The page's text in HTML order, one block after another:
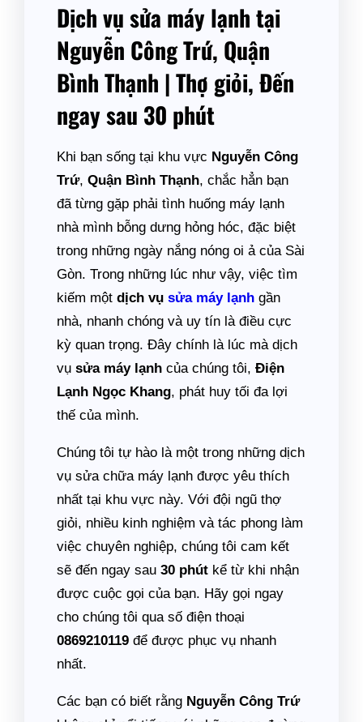
Dịch vụ sửa máy lạnh tại
Nguyễn Công Trứ, Quận
Bình Thạnh | Thợ giỏi, Đến
ngay sau 30 phút
Khi bạn sống tại khu vực Nguyễn Công
Trứ, Quận Bình Thạnh, chắc hẳn bạn
đã từng gặp phải tình huống máy lạnh
nhà mình bỗng dưng hỏng hóc, đặc biệt
trong những ngày nắng nóng oi ả của Sài
Gòn. Trong những lúc như vậy, việc tìm
kiếm một dịch vụ sửa máy lạnh gần
nhà, nhanh chóng và uy tín là điều cực
kỳ quan trọng. Đây chính là lúc mà dịch
vụ sửa máy lạnh của chúng tôi, Điện
Lạnh Ngọc Khang, phát huy tối đa lợi
thế của mình.
Chúng tôi tự hào là một trong những dịch
vụ sửa chữa máy lạnh được yêu thích
nhất tại khu vực này. Với đội ngũ thợ
giỏi, nhiều kinh nghiệm và tác phong làm
việc chuyên nghiệp, chúng tôi cam kết
sẽ đến ngay sau 30 phút kể từ khi nhận
được cuộc gọi của bạn. Hãy gọi ngay
cho chúng tôi qua số điện thoại
0869210119 để được phục vụ nhanh
nhất.
Các bạn có biết rằng Nguyễn Công Trứ